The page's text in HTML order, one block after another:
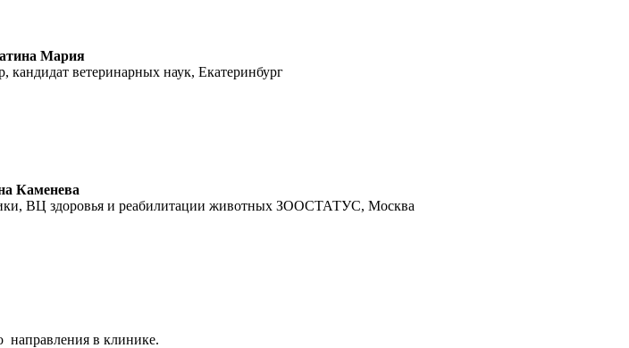
Мария
кандидат ветеринарных наук, Екатеринбург
Каменева
ВЦ здоровья и реабилитации животных ЗООСТАТУС, Москва
направления в клинике.